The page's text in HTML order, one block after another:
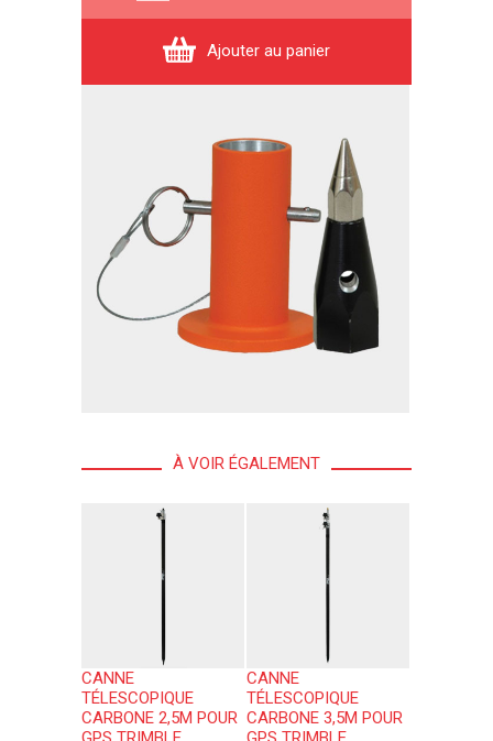
Ajouter au panier
À VOIR ÉGALEMENT
CANNE
TÉLESCOPIQUE
CARBONE 2,5M POUR
CANNE
TÉLESCOPIQUE
CARBONE 3,5M POUR